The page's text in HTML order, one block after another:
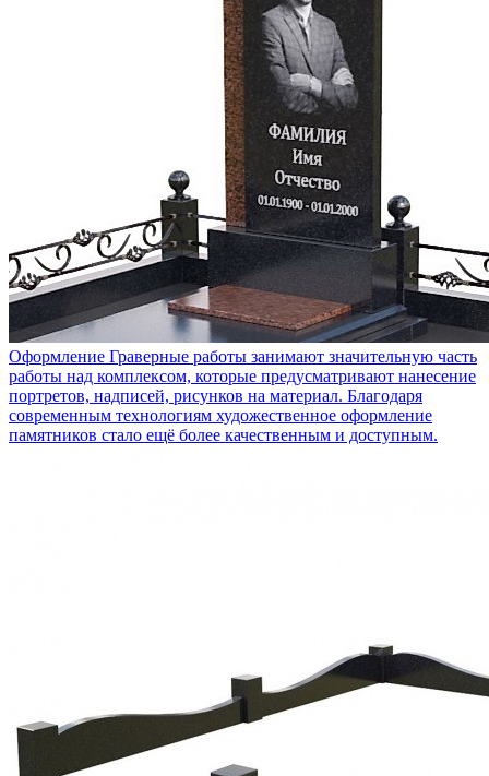
Оформление Граверные работы занимают значительную часть
работы над комплексом, которые предусматривают нанесение
портретов, надписей, рисунков на материал. Благодаря
современным технологиям художественное оформление
памятников стало ещё более качественным и доступным.